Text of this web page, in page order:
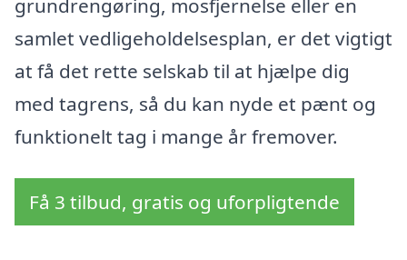
grundrengøring, mosfjernelse eller en
samlet vedligeholdelsesplan, er det vigtigt
at få det rette selskab til at hjælpe dig
med tagrens, så du kan nyde et pænt og
funktionelt tag i mange år fremover.
Få 3 tilbud, gratis og uforpligtende